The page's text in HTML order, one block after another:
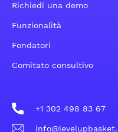
Richiedi una demo
Funzionalità
Fondatori
Comitato consultivo
+1 302 498 83 67